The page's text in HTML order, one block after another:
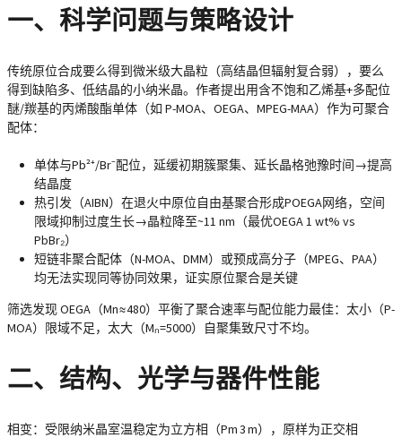
一、科学问题与策略设计
传统原位合成要么得到微米级大晶粒（高结晶但辐射复合弱），要么
得到缺陷多、低结晶的小纳米晶。作者提出用含不饱和乙烯基+多配位
醚/羰基的丙烯酸酯单体 （如 P-MOA、OEGA、MPEG-MAA）作为可聚合
配体：
单体与Pb²⁺/Br⁻配位， 延缓初期簇聚集、延长晶格弛豫时间→提高
结晶度
热引发（AIBN）在退火中原位自由基聚合形成POEGA网络， 空间
限域抑制过度生长→晶粒降至~11 nm（最优OEGA 1 wt% vs
PbBr₂）
短链非聚合配体（N-MOA、DMM）或预成高分子（MPEG、PAA）
均无法实现同等协同效果，证实原位聚合是关键
筛选发现 OEGA（Mn≈480）平衡了聚合速率与配位能力最佳：太小（P-
MOA）限域不足，太大（Mₙ=5000）自聚集致尺寸不均。
二、结构、光学与器件性能
相变：受限纳米晶室温稳定为立方相（Pm 3 m），原样为正交相